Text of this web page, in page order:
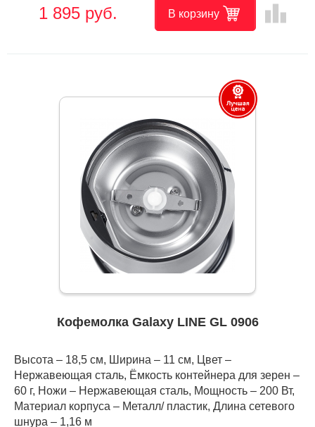
1 895 руб. В корзину leaderboard
Кофемолка Galaxy LINE GL 0906
Высота – 18,5 см, Ширина – 11 см, Цвет –
Нержавеющая сталь, Ёмкость контейнера для зерен –
60 г, Ножи – Нержавеющая сталь, Мощность – 200 Вт,
Материал корпуса – Металл/ пластик, Длина сетевого
шнура – 1,16 м